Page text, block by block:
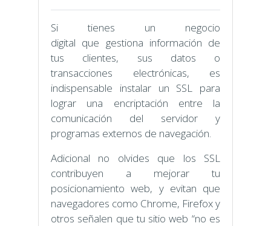
Si tienes un negocio
digital que gestiona información de
tus clientes, sus datos o
transacciones electrónicas, es
indispensable instalar un SSL para
lograr una encriptación entre la
comunicación del servidor y
programas externos de navegación.
Adicional no olvides que los SSL
contribuyen a mejorar tu
posicionamiento web, y evitan que
navegadores como Chrome, Firefox y
otros señalen que tu sitio web “no es